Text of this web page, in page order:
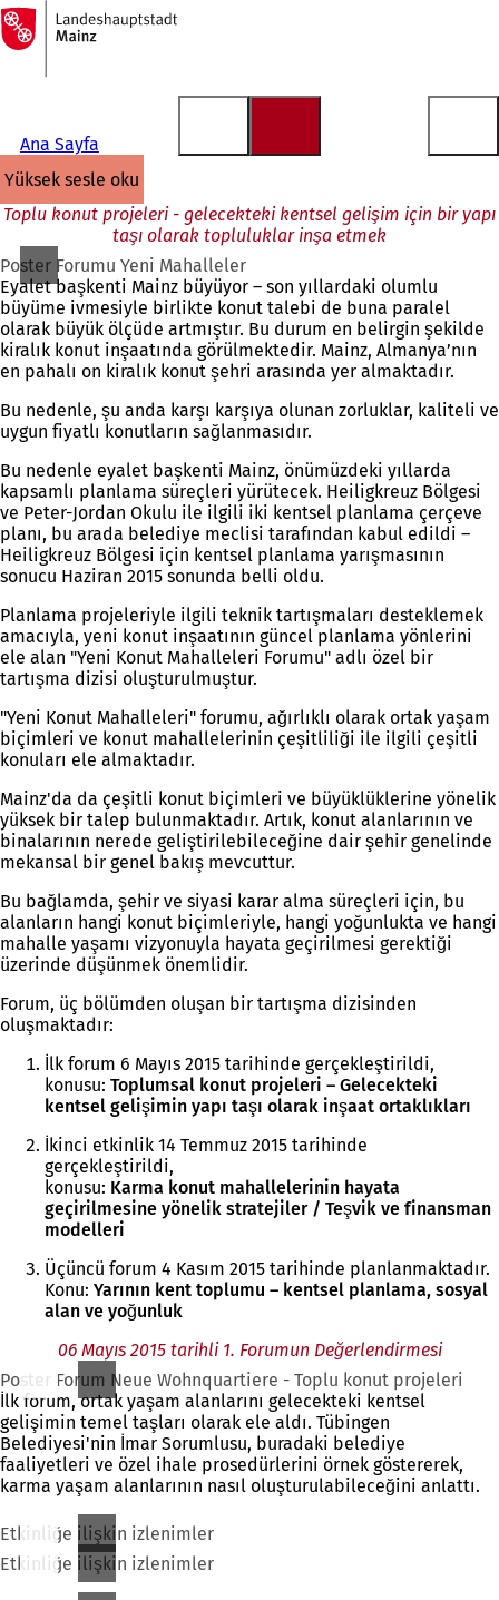
İçeriğe atla
Ana
sayfaya
Ana Sayfa
yüksek sesle oku
Toplu konut projeleri - gelecekteki kentsel gelişim için bir yapı
taşı olarak topluluklar inşa etmek
Poster Forumu Yeni Mahalleler
Eyalet başkenti Mainz büyüyor – son yıllardaki olumlu
büyüme ivmesiyle birlikte konut talebi de buna paralel
olarak büyük ölçüde artmıştır. Bu durum en belirgin şekilde
kiralık konut inşaatında görülmektedir. Mainz, Almanya’nın
en pahalı on kiralık konut şehri arasında yer almaktadır.
Bu nedenle, şu anda karşı karşıya olunan zorluklar, kaliteli ve
uygun fiyatlı konutların sağlanmasıdır.
Bu nedenle eyalet başkenti Mainz, önümüzdeki yıllarda
kapsamlı planlama süreçleri yürütecek. Heiligkreuz Bölgesi
ve Peter-Jordan Okulu ile ilgili iki kentsel planlama çerçeve
planı, bu arada belediye meclisi tarafından kabul edildi –
Heiligkreuz Bölgesi için kentsel planlama yarışmasının
sonucu Haziran 2015 sonunda belli oldu.
Planlama projeleriyle ilgili teknik tartışmaları desteklemek
amacıyla, yeni konut inşaatının güncel planlama yönlerini
ele alan "Yeni Konut Mahalleleri Forumu" adlı özel bir
tartışma dizisi oluşturulmuştur.
"Yeni Konut Mahalleleri" forumu, ağırlıklı olarak ortak yaşam
biçimleri ve konut mahallelerinin çeşitliliği ile ilgili çeşitli
konuları ele almaktadır.
Mainz'da da çeşitli konut biçimleri ve büyüklüklerine yönelik
yüksek bir talep bulunmaktadır. Artık, konut alanlarının ve
binalarının nerede geliştirilebileceğine dair şehir genelinde
mekansal bir genel bakış mevcuttur.
Bu bağlamda, şehir ve siyasi karar alma süreçleri için, bu
alanların hangi konut biçimleriyle, hangi yoğunlukta ve hangi
mahalle yaşamı vizyonuyla hayata geçirilmesi gerektiği
üzerinde düşünmek önemlidir.
Forum, üç bölümden oluşan bir tartışma dizisinden
oluşmaktadır:
İlk forum 6 Mayıs 2015 tarihinde gerçekleştirildi,
konusu: Toplumsal konut projeleri – Gelecekteki
kentsel gelişimin yapı taşı olarak inşaat ortaklıkları
İkinci etkinlik 14 Temmuz 2015 tarihinde
gerçekleştirildi,
konusu: Karma konut mahallelerinin hayata
geçirilmesine yönelik stratejiler / Teşvik ve finansman
modelleri
Üçüncü forum 4 Kasım 2015 tarihinde planlanmaktadır.
Konu: Yarının kent toplumu – kentsel planlama, sosyal
alan ve yoğunluk
06 Mayıs 2015 tarihli 1. Forumun Değerlendirmesi
Poster Forum Neue Wohnquartiere - Toplu konut projeleri
İlk forum, ortak yaşam alanlarını gelecekteki kentsel
gelişimin temel taşları olarak ele aldı. Tübingen
Belediyesi'nin İmar Sorumlusu, buradaki belediye
faaliyetleri ve özel ihale prosedürlerini örnek göstererek,
karma yaşam alanlarının nasıl oluşturulabileceğini anlattı.
Etkinliğe ilişkin izlenimler
Etkinliğe ilişkin izlenimler